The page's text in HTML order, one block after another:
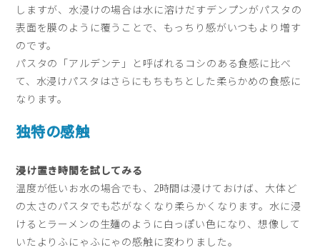
しますが、水浸けの場合は水に溶けだすデンプンがパスタの
表面を膜のように覆うことで、もっちり感がいつもより増す
のです。
パスタの「アルデンテ」と呼ばれるコシのある食感に比べ
て、水浸けパスタはさらにもちもちとした柔らかめの食感に
なります。
独特の感触
浸け置き時間を試してみる
温度が低いお水の場合でも、2時間は浸けておけば、大体ど
の太さのパスタでも芯がなくなり柔らかくなります。水に浸
けるとラーメンの生麺のように白っぽい色になり、想像して
いたよりふにゃふにゃの感触に変わりました。